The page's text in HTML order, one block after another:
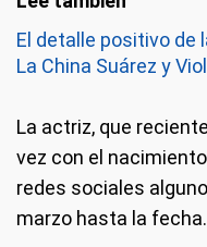
El detalle positivo de
La China Suárez y
La actriz, que
vez con el
redes sociales
marzo hasta la fecha.